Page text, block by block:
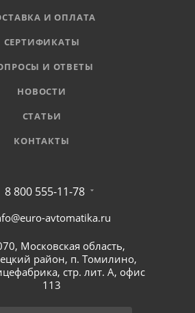
И ОПЛАТА
СЕРТИФИКАТЫ
И ОТВЕТЫ
НОВОСТИ
СТАТЬИ
КОНТАКТЫ
8 800 555-11-78
avtomatika.ru
Московская область,
район, п. Томилино,
стр. лит. А, офис
113